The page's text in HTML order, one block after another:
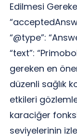
Edilmesi
“@type”:
“text”:
gereken en
düzenli sağlık
etkileri
karaciğer
seviyelerinin